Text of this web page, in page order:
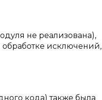
не реализована),
обработке исключений,
кода) также была